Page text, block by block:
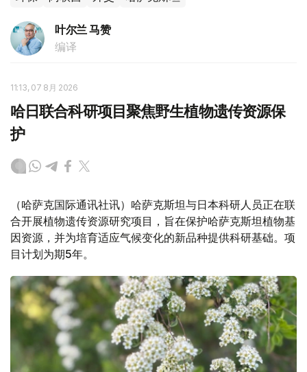
叶尔兰 马赞
编译
11:13, 07 8月 2026
哈日联合科研项目聚焦野生植物遗传资源保
护
（哈萨克国际通讯社讯）哈萨克斯坦与日本科研人员正在联
合开展植物遗传资源研究项目，旨在保护哈萨克斯坦植物基
因资源，并为培育适应气候变化的新品种提供科研基础。项
目计划为期5年。